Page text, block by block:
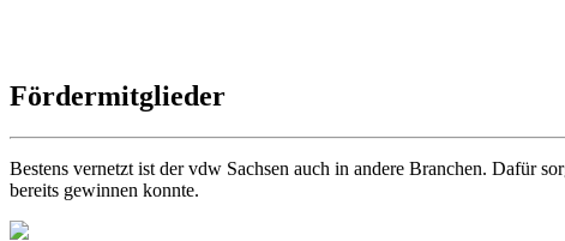
Fördermitglieder
Bestens vernetzt ist der vdw Sachsen auch in andere Branchen. Dafür
bereits gewinnen konnte.